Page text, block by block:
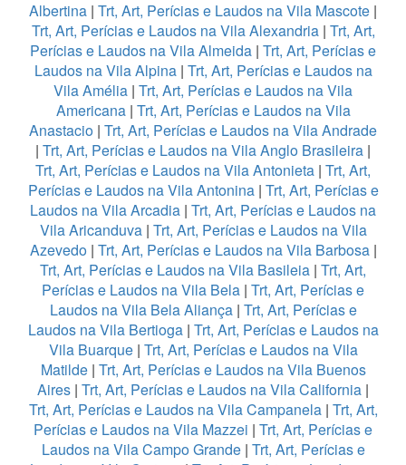
Albertina | Trt, Art, Perícias e Laudos na Vila Mascote |
Trt, Art, Perícias e Laudos na Vila Alexandria| Trt, Art,
Perícias e Laudos na Vila Almeida | Trt, Art, Perícias e
Laudos na Vila Alpina | Trt, Art, Perícias e Laudos na
Vila Amélia | Trt, Art, Perícias e Laudos na Vila
Americana| Trt, Art, Perícias e Laudos na Vila
Anastacio | Trt, Art, Perícias e Laudos na Vila Andrade
| Trt, Art, Perícias e Laudos na Vila Anglo Brasileira |
Trt, Art, Perícias e Laudos na Vila Antonieta | Trt, Art,
Perícias e Laudos na Vila Antonina| Trt, Art, Perícias e
Laudos na Vila Arcadia | Trt, Art, Perícias e Laudos na
Vila Aricanduva| Trt, Art, Perícias e Laudos na Vila
Azevedo| Trt, Art, Perícias e Laudos na Vila Barbosa|
Trt, Art, Perícias e Laudos na Vila Basileia | Trt, Art,
Perícias e Laudos na Vila Bela | Trt, Art, Perícias e
Laudos na Vila Bela Aliança| Trt, Art, Perícias e
Laudos na Vila Bertioga| Trt, Art, Perícias e Laudos na
Vila Buarque| Trt, Art, Perícias e Laudos na Vila
Matilde| Trt, Art, Perícias e Laudos na Vila Buenos
Aires | Trt, Art, Perícias e Laudos na Vila California |
Trt, Art, Perícias e Laudos na Vila Campanela| Trt, Art,
Perícias e Laudos na Vila Mazzei | Trt, Art, Perícias e
Laudos na Vila Campo Grande| Trt, Art, Perícias e